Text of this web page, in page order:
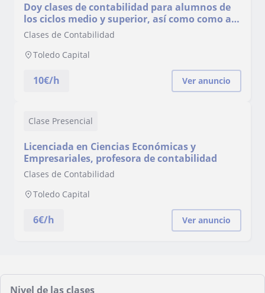
Doy clases de contabilidad para alumnos de
los ciclos medio y superior, así como como a
alumnos de la UCLM
Clases de Contabilidad
Toledo Capital
10€/h Ver anuncio
Clase Presencial
Licenciada en Ciencias Económicas y
Empresariales, profesora de contabilidad
Clases de Contabilidad
Toledo Capital
6€/h Ver anuncio
Nivel de las clases